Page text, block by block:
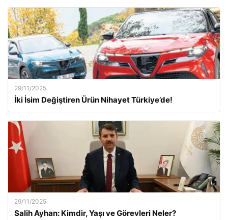
29/11/2025
İki İsim Değiştiren Ürün Nihayet Türkiye’de!
29/11/2025
Salih Ayhan: Kimdir, Yaşı ve Görevleri Neler?